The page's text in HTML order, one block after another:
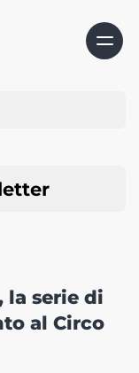
la serie di
al Circo